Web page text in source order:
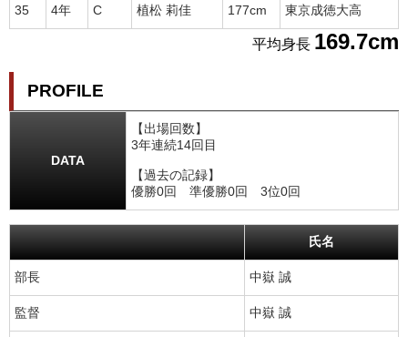
35 4年 C 植松 莉佳 177cm 東京成徳大高
平均身長 169.7cm
PROFILE
DATA
【出場回数】
3年連続14回目
【過去の記録】
優勝0回 準優勝0回 3位0回
氏名
部長 中嶽 誠
監督 中嶽 誠